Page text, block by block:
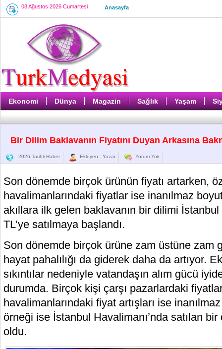
08 Ağustos 2026 Cumartesi Anasayfa
Ekonomi Dünya Magazin Sağlık Yaşam
Bir Dilim Baklavanın Fiyatını Duyan Arkasına
2026 Tarihli Haber Ekleyen : Yazar Yorum Yok
Son dönemde birçok ürünün fiyatı artarken,
havalimanlarındaki fiyatlar ise inanılmaz
akıllara ilk gelen baklavanın bir dilimi İstanbul
TL’ye satılmaya başlandı.
Son dönemde birçok ürüne zam üstüne zam
hayat pahalılığı da giderek daha da artıyor.
sıkıntılar nedeniyle vatandaşın alım gücü
durumda. Birçok kişi çarşı pazarlardaki
havalimanlarındaki fiyat artışları ise
örneği ise İstanbul Havalimanı’nda satılan bir
oldu.